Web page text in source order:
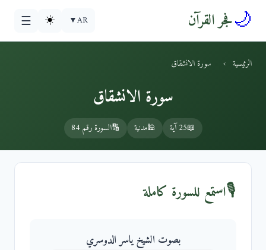
🌙فجر القرآن AR
▼
☀️
☰
الرئيسية › سورة الانشقاق
سورة الانشقاق
📖25 آية 🕌مدنية 🔢السورة رقم 84
🎙️استمع للسورة كاملة
بصوت الشيخ ياسر الدوسري